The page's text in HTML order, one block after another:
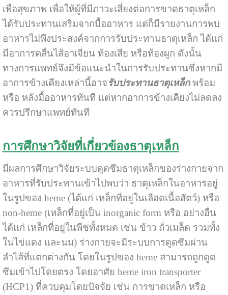
เพื่อสุขภาพ เพื่อให้ผู้ที่มีภาวะเสี่ยงต่อการขาดธาตุเหล็ก
ได้รับประทานเสริมจากมื้ออาหาร แต่ก็มีรายงานการพบ
อาหารไม่พึงประสงค์จากการรับประทานธาตุเหล็ก ได้แก่
มีอาการคลื่นไส้อาเจียน ท้องเสีย หรือท้องผูก ดังนั้น
ทางการแพทย์จึงมีข้อแนะนำในการรับประทานซึ่งหากมี
อาการข้างเคียงเหล่านี้อาจรับประทานธาตุเหล็ก พร้อม
หรือ หลังมื้ออาหารทันที แต่หากอาการข้างเคียงไม่ลดลง
ควรปรึกษาแพทย์ทันที
การศึกษาวิจัยที่เกี่ยวข้องธาตุเหล็ก
มีผลการศึกษาวิจัยระบบดูดซึมธาตุเหล็กของร่างกายจาก
อาหารที่รับประทานเข้าไปพบว่า ธาตุเหล็กในอาหารอยู่
ในรูปของ heme (ได้แก่ เหล็กที่อยู่ในเลือดเนื้อสัตว์) หรือ
non-heme (เหล็กที่อยู่เป็น inorganic form หรือ อย่างอื่น
ได้แก่ เหล็กที่อยู่ในพืชทั้งหมด เช่น ข้าว ถั่วเมล็ด รวมทั้ง
ในไข่แดง และนม) ร่างกายจะมีระบบการดูดซึมผ่าน
ลำไส้ที่แตกต่างกัน โดยในรูปของ heme สามารถถูกดูด
ซึมเข้าไปโดยตรง โดยอาศัย heme iron transporter
(HCP1) ที่ควบคุมโดยปัจจัย เช่น การขาดเหล็ก หรือ